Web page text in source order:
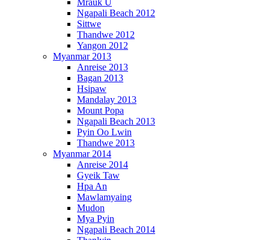
Mrauk U
Ngapali Beach 2012
Sittwe
Thandwe 2012
Yangon 2012
Myanmar 2013
Anreise 2013
Bagan 2013
Hsipaw
Mandalay 2013
Mount Popa
Ngapali Beach 2013
Pyin Oo Lwin
Thandwe 2013
Myanmar 2014
Anreise 2014
Gyeik Taw
Hpa An
Mawlamyaing
Mudon
Mya Pyin
Ngapali Beach 2014